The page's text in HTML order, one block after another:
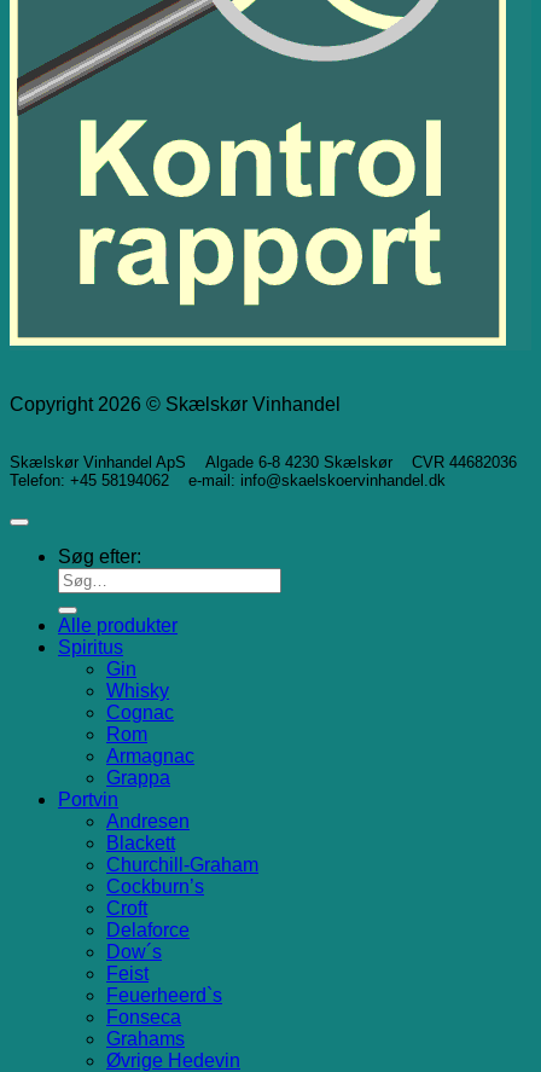
Copyright 2026 © Skælskør Vinhandel
Skælskør Vinhandel ApS Algade 6-8 4230 Skælskør CVR 44682036
Telefon: +45 58194062 e-mail: info@skaelskoervinhandel.dk
Søg efter:
Alle produkter
Spiritus
Gin
Whisky
Cognac
Rom
Armagnac
Grappa
Portvin
Andresen
Blackett
Churchill-Graham
Cockburn’s
Croft
Delaforce
Dow´s
Feist
Feuerheerd`s
Fonseca
Grahams
Øvrige Hedevin